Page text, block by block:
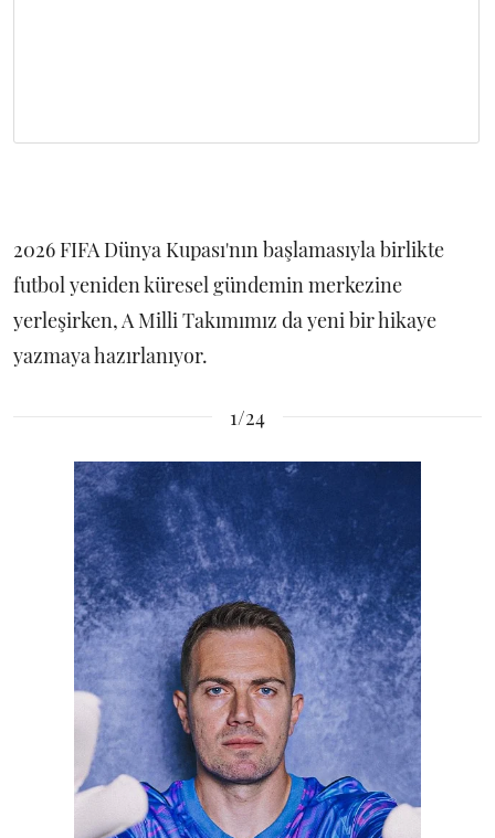
2026 FIFA Dünya Kupası'nın başlamasıyla birlikte
futbol yeniden küresel gündemin merkezine
yerleşirken, A Milli Takımımız da yeni bir hikaye
yazmaya hazırlanıyor.
1/24